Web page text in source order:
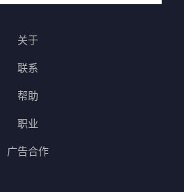
关于
联系
帮助
职业
广告合作